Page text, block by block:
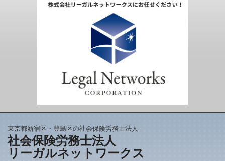
東京都新宿区・豊島区の社会保険労務士法人
社会保険労務士法人
リーガルネットワークス